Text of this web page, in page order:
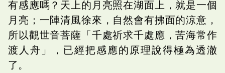
有感應嗎？天上的月亮照在湖面上，就是一個
月亮；一陣清風徐來，自然會有拂面的涼意，
所以觀世音菩薩「千處祈求千處應，苦海常作
渡人舟」，已經把感應的原理說得極為透澈
了。